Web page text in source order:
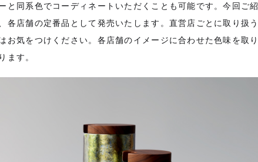
と同系色でコーディネートいただくことも可能です。今回ご紹
各店舗の定番品として発売いたします。直営店ごとに取り扱う
お気をつけください。各店舗のイメージに合わせた色味を取り
ます。